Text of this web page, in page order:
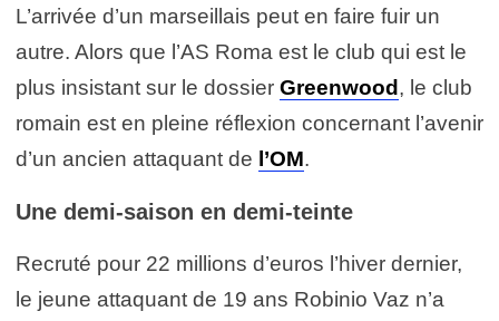
L’arrivée d’un marseillais peut en faire fuir un
autre. Alors que l’AS Roma est le club qui est le
plus insistant sur le dossier Greenwood , le club
romain est en pleine réflexion concernant l’avenir
d’un ancien attaquant de l’OM.
Une demi-saison en demi-teinte
Recruté pour 22 millions d’euros l’hiver dernier,
le jeune attaquant de 19 ans Robinio Vaz n’a